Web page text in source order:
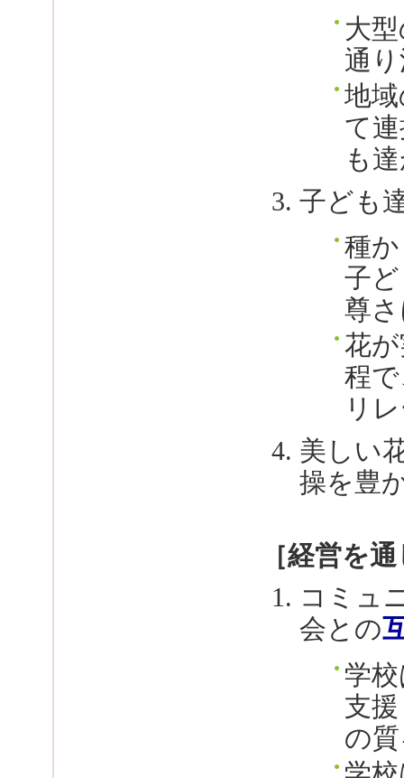
大
通
地
て
も
子ども
種
子
尊
花
程
リ
美しい
操を豊
［経営を
コミュ
会との
学
支
の